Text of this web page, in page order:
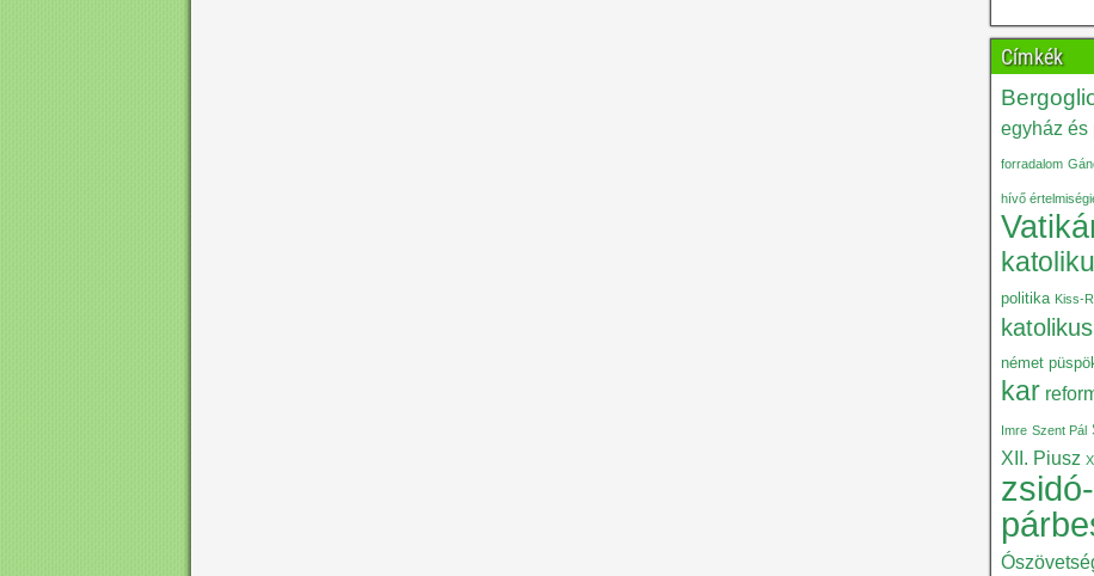
Címkék
egyház és
forradalom
hívő
politika Kiss-
katolikus
német
kar
Imre Szent Pál
XII. Piusz